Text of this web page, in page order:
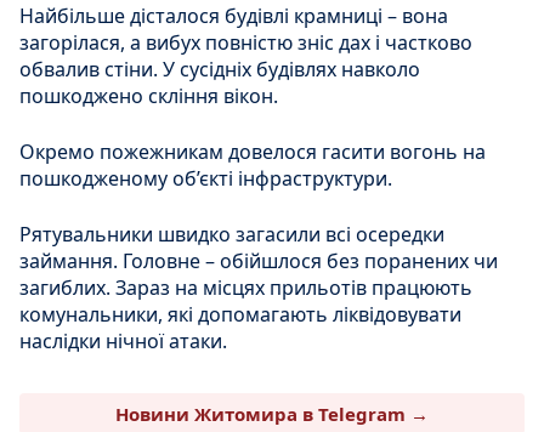
Найбільше дісталося будівлі крамниці – вона
загорілася, а вибух повністю зніс дах і частково
обвалив стіни. У сусідніх будівлях навколо
пошкоджено скління вікон.
Окремо пожежникам довелося гасити вогонь на
пошкодженому об’єкті інфраструктури.
Рятувальники швидко загасили всі осередки
займання. Головне – обійшлося без поранених чи
загиблих. Зараз на місцях прильотів працюють
комунальники, які допомагають ліквідовувати
наслідки нічної атаки.
Новини Житомира в Telegram →